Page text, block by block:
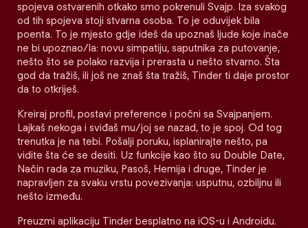
spojeva ostvarenih otkako smo pokrenuli Svajp. Iza svakog
od tih spojeva stoji stvarna osoba. To je oduvijek bila
poenta. To je mjesto gdje ideš da upoznaš ljude koje inače
ne bi upoznao/la: novu simpatiju, saputnika za putovanje,
nešto što se polako razvija i prerasta u nešto stvarno. Šta
god da tražiš, ili još ne znaš šta tražiš, Tinder ti daje prostor
da to otkriješ.
Kreiraj profil, postavi preference i počni sa Svajpanjem.
Lajkaš nekoga i sviđaš mu/joj se nazad, to je spoj. Od tog
trenutka je na tebi. Pošalji poruku, isplanirajte nešto, pa
vidite šta će se desiti. Uz funkcije kao što su Double Date,
Način rada za muziku, Pasoš, Hemija i druge, Tinder je
napravljen za svaku vrstu povezivanja: usputnu, ozbiljnu ili
nešto između.
Preuzmi aplikaciju Tinder besplatno na iOS-u i Androidu.